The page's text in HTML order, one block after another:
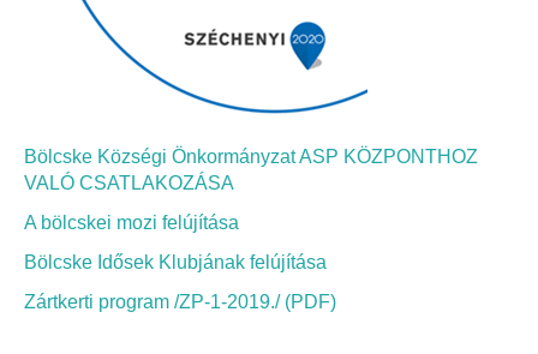
HIVATAL
Szervezeti felépítés
Dokumentumok
Nyomtatványok
Szabályzatok
Bölcske Községi Önkormányzat ASP KÖZPONTHOZ
VALÓ CSATLAKOZÁSA
A bölcskei mozi felújítása
Bölcske Idősek Klubjának felújítása
Zártkerti program /ZP-1-2019./ (PDF)